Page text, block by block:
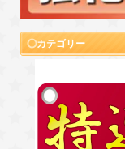
カテゴリー